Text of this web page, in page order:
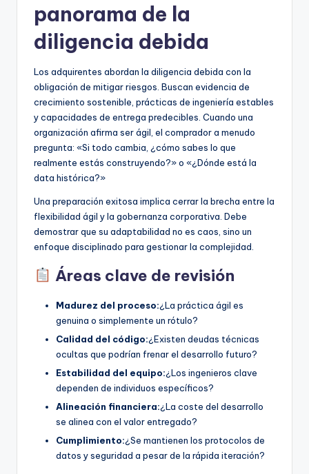
panorama de la
diligencia debida
Los adquirentes abordan la diligencia debida con la
obligación de mitigar riesgos. Buscan evidencia de
crecimiento sostenible, prácticas de ingeniería estables
y capacidades de entrega predecibles. Cuando una
organización afirma ser ágil, el comprador a menudo
pregunta: «Si todo cambia, ¿cómo sabes lo que
realmente estás construyendo?» o «¿Dónde está la
data histórica?»
Una preparación exitosa implica cerrar la brecha entre la
flexibilidad ágil y la gobernanza corporativa. Debe
demostrar que su adaptabilidad no es caos, sino un
enfoque disciplinado para gestionar la complejidad.
Áreas clave de revisión
Madurez del proceso:¿La práctica ágil es
genuina o simplemente un rótulo?
Calidad del código:¿Existen deudas técnicas
ocultas que podrían frenar el desarrollo futuro?
Estabilidad del equipo:¿Los ingenieros clave
dependen de individuos específicos?
Alineación financiera:¿La coste del desarrollo
se alinea con el valor entregado?
Cumplimiento:¿Se mantienen los protocolos de
datos y seguridad a pesar de la rápida iteración?